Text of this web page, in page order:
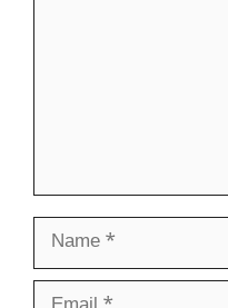
Name
Email